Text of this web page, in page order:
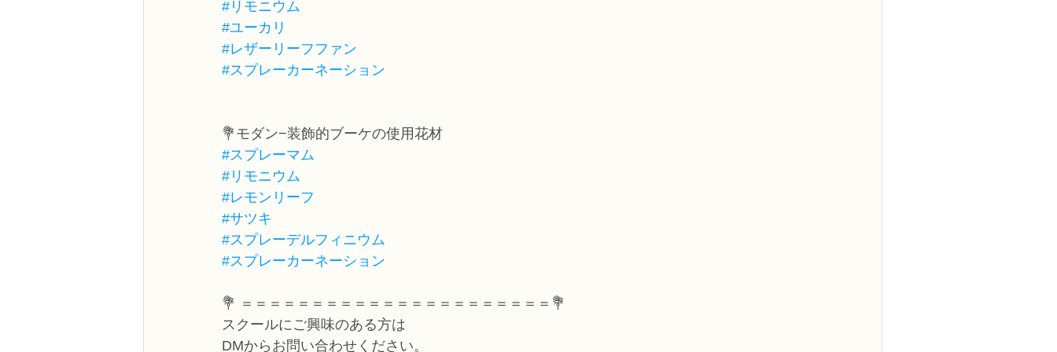
#リモニウム
#ユーカリ
#レザーリーフファン
#スプレーカーネーション
💐モダン−装飾的ブーケの使用花材
#スプレーマム
#リモニウム
#レモンリーフ
#サツキ
#スプレーデルフィニウム
#スプレーカーネーション
💐 ＝＝＝＝＝＝＝＝＝＝＝＝＝＝＝＝＝＝＝＝＝＝💐
スクールにご興味のある方は
DMからお問い合わせください。